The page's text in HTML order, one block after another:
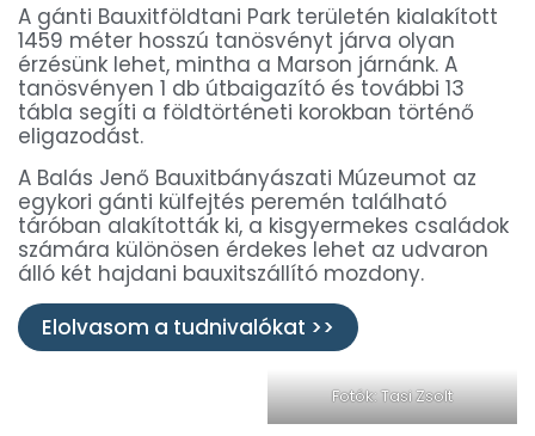
A gánti Bauxitföldtani Park területén kialakított
1459 méter hosszú tanösvényt járva olyan
érzésünk lehet, mintha a Marson járnánk. A
tanösvényen 1 db útbaigazító és további 13
tábla segíti a földtörténeti korokban történő
eligazodást.
A Balás Jenő Bauxitbányászati Múzeumot az
egykori gánti külfejtés peremén található
táróban alakították ki, a kisgyermekes családok
számára különösen érdekes lehet az udvaron
álló két hajdani bauxitszállító mozdony.
Elolvasom a tudnivalókat >>
Fotók: Tasi Zsolt